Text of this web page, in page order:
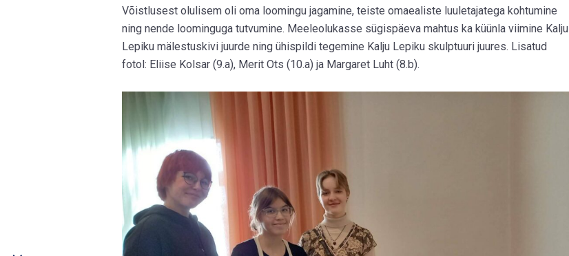
Võistlusest olulisem oli oma loomingu jagamine, teiste omaealiste luuletajatega kohtumine
ning nende loominguga tutvumine. Meeleolukasse sügispäeva mahtus ka küünla viimine Kalju
Lepiku mälestuskivi juurde ning ühispildi tegemine Kalju Lepiku skulptuuri juures. Lisatud
fotol: Eliise Kolsar (9.a), Merit Ots (10.a) ja Margaret Luht (8.b).